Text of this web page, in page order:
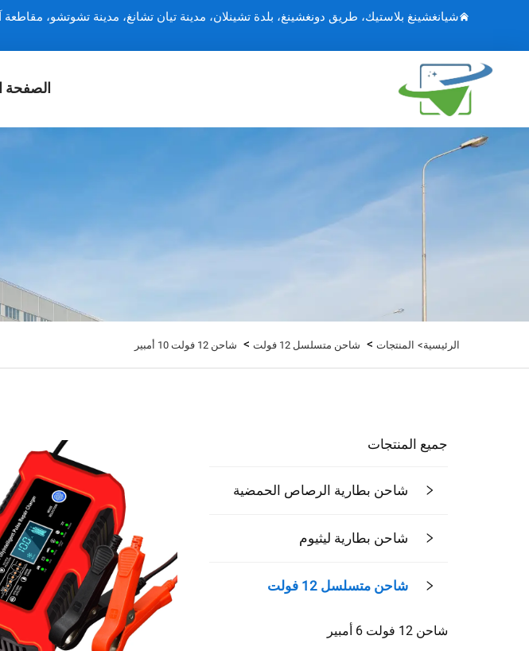
شيانغشينغ بلاستيك، طريق دونغشينغ، بلدة تشينلان، مدينة تيان تشانغ، مدينة تشوتشو، مقاطعة
الصفحة
الرئيسية> المنتجات > شاحن متسلسل 12 فولت > شاحن 12 فولت 10 أمبير
جميع المنتجات
شاحن بطارية الرصاص الحمضية
شاحن بطارية ليثيوم
شاحن متسلسل 12 فولت
شاحن 12 فولت 6 أمبير